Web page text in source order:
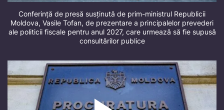
Conferință de presă susținută de prim-ministrul Republicii
Moldova, Vasile Tofan, de prezentare a principalelor prevederi
ale politicii fiscale pentru anul 2027, care urmează să fie supusă
consultărilor publice